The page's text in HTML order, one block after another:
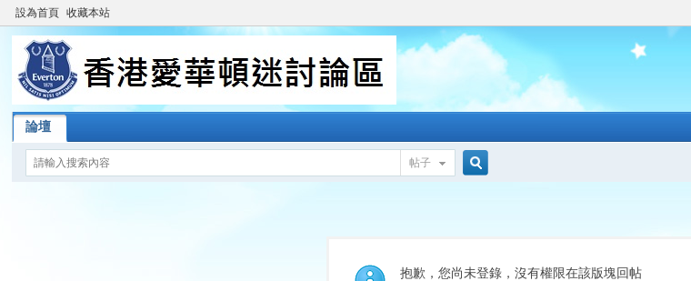
設為首頁 收藏本站
論壇
帖子
索
抱歉，您尚未登錄，沒有權限在該版塊回帖